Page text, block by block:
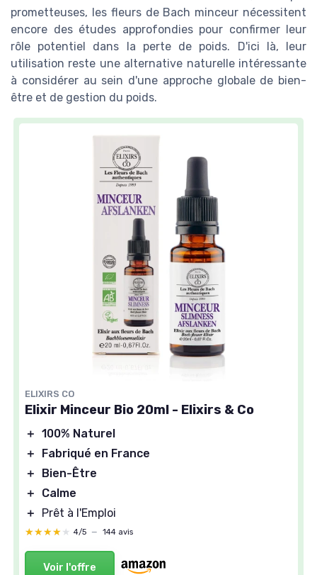
prometteuses, les fleurs de Bach minceur nécessitent
encore des études approfondies pour confirmer leur
rôle potentiel dans la perte de poids. D'ici là, leur
utilisation reste une alternative naturelle intéressante
à considérer au sein d'une approche globale de bien-
être et de gestion du poids.
ELIXIRS CO
Elixir Minceur Bio 20ml - Elixirs & Co
＋ 100% Naturel
＋
Fabriqué en France
＋
Bien-Être
＋
Calme
＋
Prêt à l'Emploi
★★★★★
★★★★★ 4/5 — 144 avis
Voir l'offre